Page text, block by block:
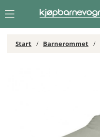
Start Barnerommet